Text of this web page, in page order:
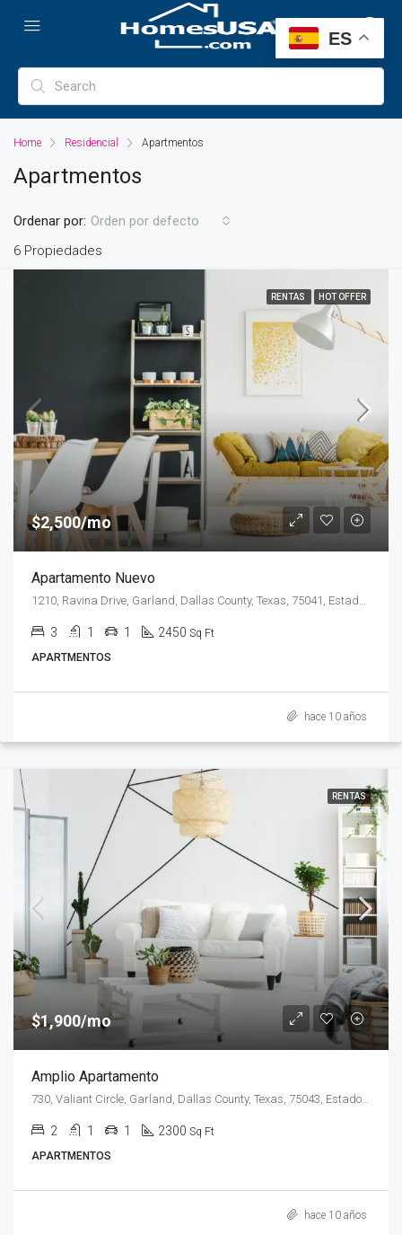
Home Residencial Apartmentos
Apartmentos
6 Propiedades
Ordenar por: Orden por defecto
RENTAS HOT OFFER
$2,500/mo
Apartamento Nuevo
3 1 1 2450 Sq Ft
APARTMENTOS
hace 10 años
RENTAS
$1,900/mo
Amplio Apartamento
730, Valiant Circle, Garland, Dallas County, Texas, 75043, Estados Unidos de América
2 1 1 2300 Sq Ft
APARTMENTOS
hace 10 años
ES